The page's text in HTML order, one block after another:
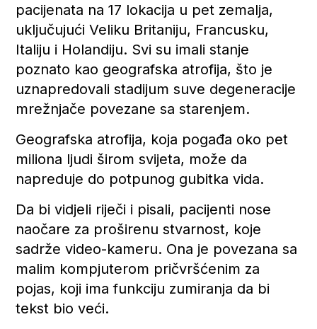
pacijenata na 17 lokacija u pet zemalja,
uključujući Veliku Britaniju, Francusku,
Italiju i Holandiju. Svi su imali stanje
poznato kao geografska atrofija, što je
uznapredovali stadijum suve degeneracije
mrežnjače povezane sa starenjem.
Geografska atrofija, koja pogađa oko pet
miliona ljudi širom svijeta, može da
napreduje do potpunog gubitka vida.
Da bi vidjeli riječi i pisali, pacijenti nose
naočare za proširenu stvarnost, koje
sadrže video-kameru. Ona je povezana sa
malim kompjuterom pričvršćenim za
pojas, koji ima funkciju zumiranja da bi
tekst bio veći.